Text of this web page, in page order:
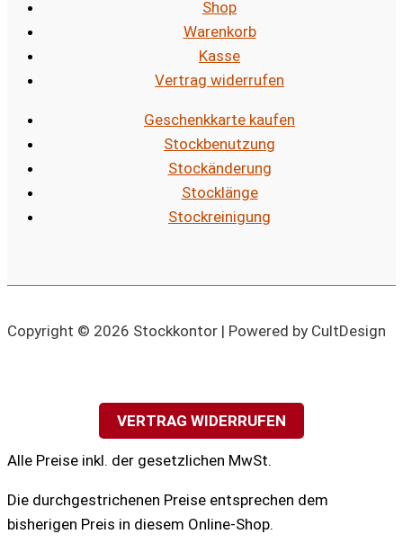
Shop
Warenkorb
Kasse
Vertrag widerrufen
Geschenkkarte kaufen
Stockbenutzung
Stockänderung
Stocklänge
Stockreinigung
Copyright © 2026 Stockkontor | Powered by CultDesign
VERTRAG WIDERRUFEN
Alle Preise inkl. der gesetzlichen MwSt.
Die durchgestrichenen Preise entsprechen dem
bisherigen Preis in diesem Online-Shop.